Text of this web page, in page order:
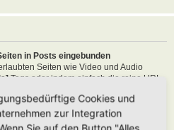
in Posts eingebunden
Seiten wie Video und Audio
Tags oder indem einfach die reine URL
wird. Als Beispiel:
[/media]
Cookies und
zur Integration